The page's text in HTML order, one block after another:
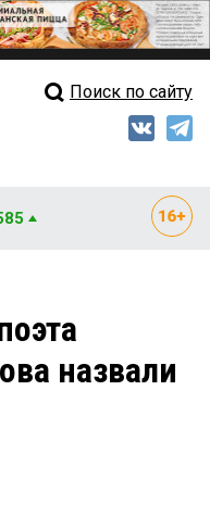
Свежий выпуск
Рейтинги
Блоги
Поиск по сайту
назвали